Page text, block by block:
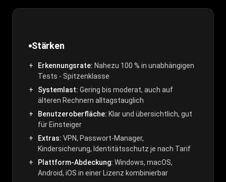
Stärken
Erkennungsrate: Nahezu 100 % in unabhängigen
Tests - Spitzenklasse
Systemlast: Gering bis moderat, auch auf
älteren Rechnern alltagstauglich
Benutzeroberfläche: Klar und übersichtlich, gut
für Einsteiger
Extras: VPN, Passwort-Manager,
Kindersicherung, Identitätsschutz je nach Tarif
Plattform-Abdeckung: Windows, macOS,
Android, iOS in einer Lizenz kombinierbar